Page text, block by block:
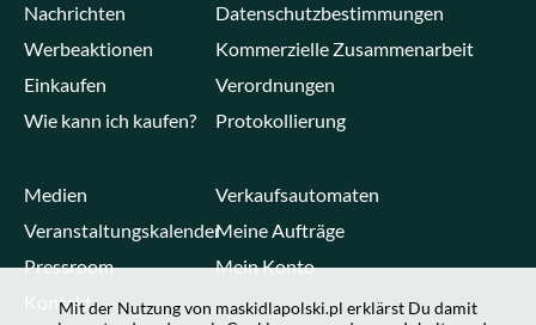
Nachrichten
Werbeaktionen
Einkaufen
Wie kann ich kaufen?
Datenschutzbestimmungen
Kommerzielle Zusammenarbeit
Verordnungen
Protokollierung
Medien
Veranstaltungskalender
Pressroom
Kontakt
Verkaufsautomaten
Meine Aufträge
Mein Konto
Mit der Nutzung von maskidlapolski.pl erklärst Du damit